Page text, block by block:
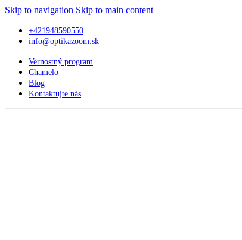
Skip to navigation Skip to main content
+421948590550
info@optikazoom.sk
Vernostný program
Chamelo
Blog
Kontaktujte nás